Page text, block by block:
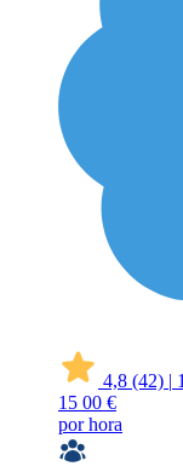
4,8 (42) |
15 00 €
por hora